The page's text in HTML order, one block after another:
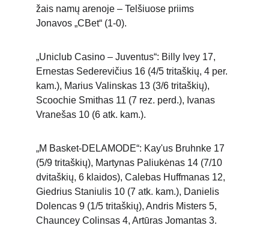
žais namų arenoje – Telšiuose priims
Jonavos „CBet“ (1-0).
„Uniclub Casino – Juventus“: Billy Ivey 17,
Ernestas Sederevičius 16 (4/5 tritaškių, 4 per.
kam.), Marius Valinskas 13 (3/6 tritaškių),
Scoochie Smithas 11 (7 rez. perd.), Ivanas
Vranešas 10 (6 atk. kam.).
„M Basket-DELAMODE“: Kay'us Bruhnke 17
(5/9 tritaškių), Martynas Paliukėnas 14 (7/10
dvitaškių, 6 klaidos), Calebas Huffmanas 12,
Giedrius Staniulis 10 (7 atk. kam.), Danielis
Dolencas 9 (1/5 tritaškių), Andris Misters 5,
Chauncey Colinsas 4, Artūras Jomantas 3.